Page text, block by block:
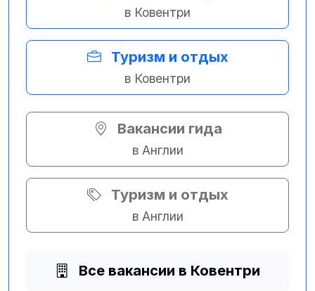
в Ковентри
Туризм и отдых
в Ковентри
Вакансии гида
в Англии
Туризм и отдых
в Англии
Все вакансии в Ковентри